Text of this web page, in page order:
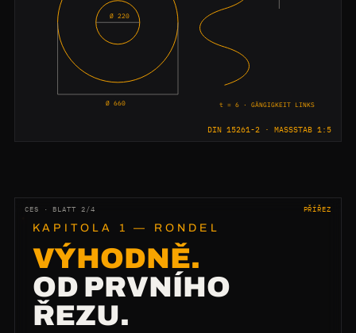
DIN 15261-2 · MASSSTAB 1:5
Ø 660
Ø 220
t = 6 · GÄNGIGKEIT LINKS
CES · BLATT 2/4 PŘÍŘEZ
KAPITOLA 1 — RONDEL
VÝHODNĚ.
OD PRVNÍHO
ŘEZU.